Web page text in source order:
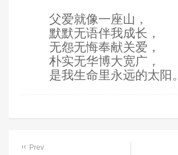
父爱就像一座山，
默默无语伴我成长，
无怨无悔奉献关爱，
朴实无华博大宽广，
是我生命里永远的太阳。
Prev